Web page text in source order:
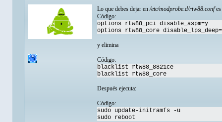
Lo que debes dejar en/etc/modprobe.d/rtw88.confes
Código:
options rtw88_pci disable_aspm=y
options rtw88_core
y elimina
Código:
blacklist rtw88_8821ce
blacklist rtw88_core
Después ejecuta:
Código:
sudo update-initramfs -u
sudo reboot